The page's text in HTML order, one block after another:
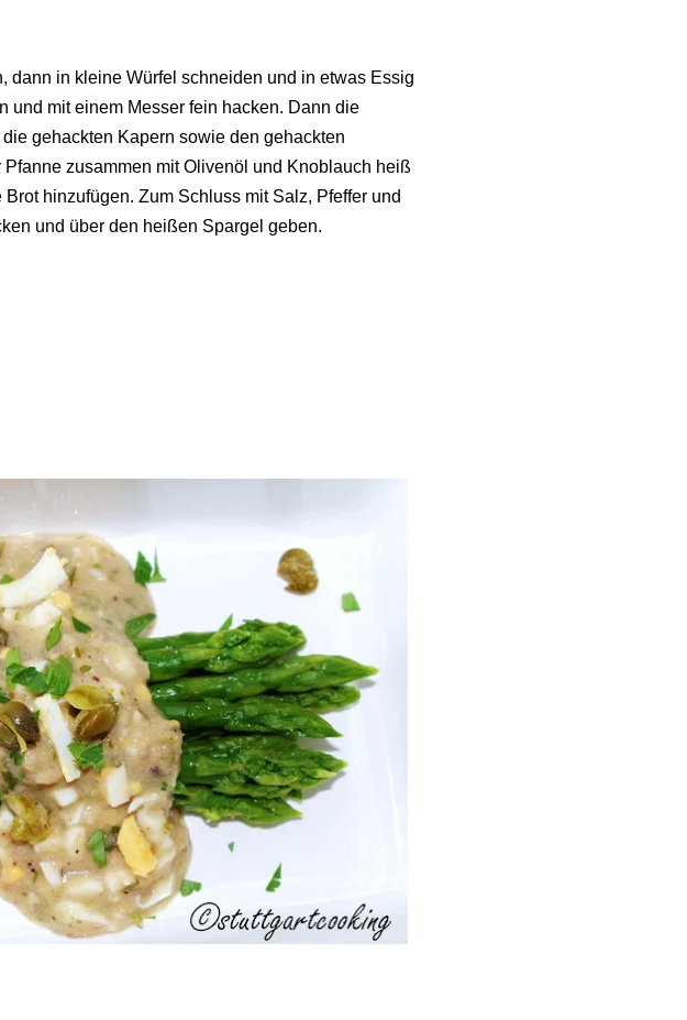
dann in kleine Würfel schneiden und in etwas Essig
und mit einem Messer fein hacken. Dann die
gehackten Kapern sowie den gehackten
zusammen mit Olivenöl und Knoblauch heiß
hinzufügen. Zum Schluss mit Salz, Pfeffer und
und über den heißen Spargel geben.